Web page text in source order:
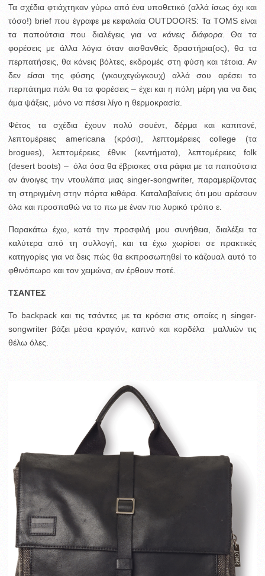
Τα σχέδια φτιάχτηκαν γύρω από ένα υποθετικό (αλλά ίσως όχι και
τόσο!) brief που έγραφε με κεφαλαία OUTDOORS: Τα TOMS είναι
τα παπούτσια που διαλέγεις για νακάνεις διάφορα. Θα τα
φορέσεις με άλλα λόγια όταν αισθανθείς δραστήρια(ος), θα τα
περπατήσεις, θα κάνεις βόλτες, εκδρομές στη φύση και τέτοια. Αν
δεν είσαι της φύσης (γκουχεγώγκουχ) αλλά σου αρέσει το
περπάτημα πάλι θα τα φορέσεις – έχει και η πόλη μέρη για να δεις
άμα ψάξεις, μόνο να πέσει λίγο η θερμοκρασία.
Φέτος τα σχέδια έχουν πολύ σουέντ, δέρμα και καπιτονέ,
λεπτομέρειες americana (κρόσι), λεπτομέρειες college (τα
brogues), λεπτομέρειες έθνικ (κεντήματα), λεπτομέρειες folk
(desert boots) – όλα όσα θα έβρισκες στα ράφια με τα παπούτσια
αν άνοιγες την ντουλάπα μιας singer-songwriter, παραμερίζοντας
τη στηριγμένη στην πόρτα κιθάρα. Καταλαβαίνεις ότι μου αρέσουν
όλα και προσπαθώ να το πω με έναν πιο λυρικό τρόπο ε.
Παρακάτω έχω, κατά την προσφιλή μου συνήθεια, διαλέξει τα
καλύτερα από τη συλλογή, και τα έχω χωρίσει σε πρακτικές
κατηγορίες για να δεις πώς θα εκπροσωπηθεί το κάζουαλ αυτό το
φθινόπωρο και τον χειμώνα, αν έρθουν ποτέ.
ΤΣΑΝΤΕΣ
Το backpack και τις τσάντες με τα κρόσια στις οποίες η singer-
songwriter βάζει μέσα κραγιόν, καπνό και κορδέλα μαλλιών τις
θέλω όλες.